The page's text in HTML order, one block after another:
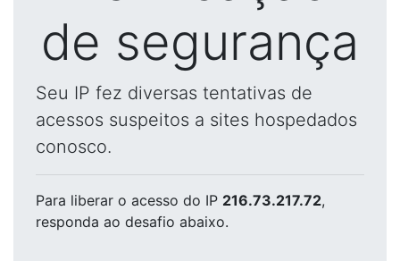
de segurança
Seu IP fez diversas tentativas de
acessos suspeitos a sites hospedados
conosco.
Para liberar o acesso do IP 216.73.217.72,
responda ao desafio abaixo.